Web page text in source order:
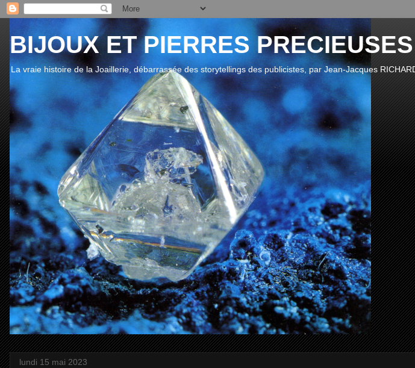
BIJOUX ET PIERRES PRECIEUSES
La vraie histoire de la Joaillerie, débarrassée des storytellings des publicistes, par Jean-Jacques
lundi 15 mai 2023